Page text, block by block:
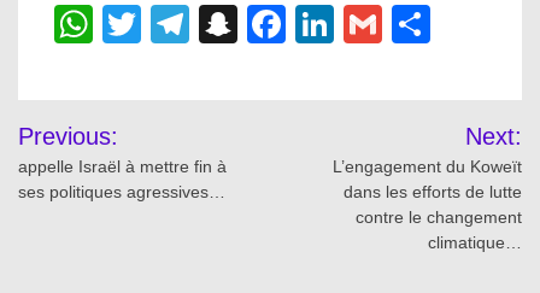
WhatsApp
TwitterTelegram
Snapchat
Facebook
LinkedIn
Gmail
Post
navigation
Previous:
appelle Israël à mettre fin à
ses politiques agressives…
Next:
L’engagement du Koweït
dans les efforts de lutte
contre le changement
climatique…